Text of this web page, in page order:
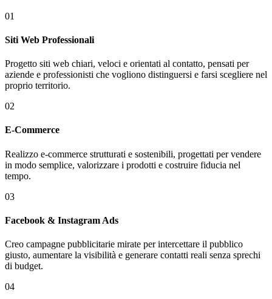
01
Siti Web Professionali
Progetto siti web chiari, veloci e orientati al contatto, pensati per
aziende e professionisti che vogliono distinguersi e farsi scegliere nel
proprio territorio.
02
E-Commerce
Realizzo e-commerce strutturati e sostenibili, progettati per vendere
in modo semplice, valorizzare i prodotti e costruire fiducia nel
tempo.
03
Facebook & Instagram Ads
Creo campagne pubblicitarie mirate per intercettare il pubblico
giusto, aumentare la visibilità e generare contatti reali senza sprechi
di budget.
04